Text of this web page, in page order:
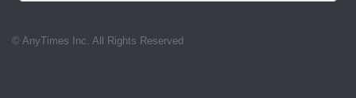
© AnyTimes Inc. All Rights Reserved